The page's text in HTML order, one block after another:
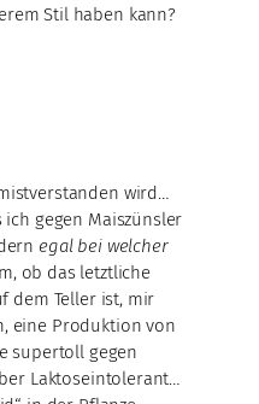
Stil haben kann?
wird…
gegen Maiszünsler
egal bei welcher
ob das letztliche
dem Teller ist, mir
eine Produktion von
supertoll gegen
Laktoseintolerant…